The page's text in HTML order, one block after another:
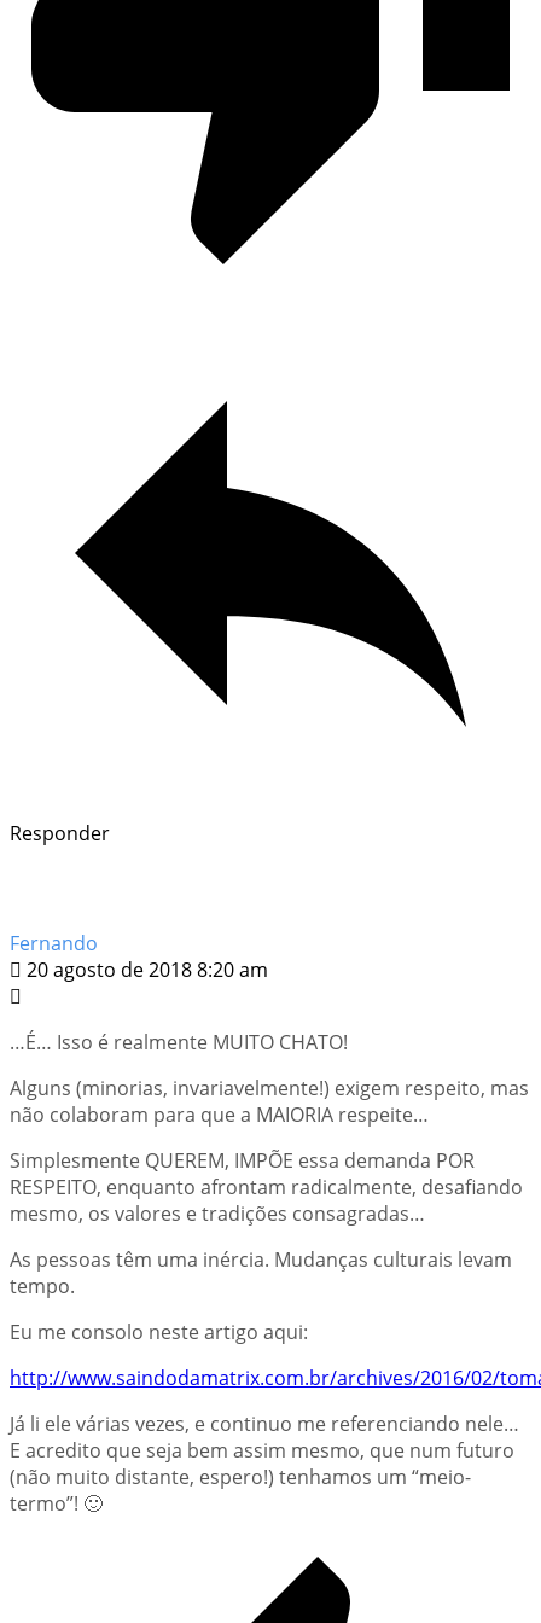
Responder
Fernando
20 agosto de 2018 8:20 am
…É… Isso é realmente MUITO CHATO!
Alguns (minorias, invariavelmente!) exigem respeito, mas
não colaboram para que a MAIORIA respeite…
Simplesmente QUEREM, IMPÕE essa demanda POR
RESPEITO, enquanto afrontam radicalmente, desafiando
mesmo, os valores e tradições consagradas…
As pessoas têm uma inércia. Mudanças culturais levam
tempo.
Eu me consolo neste artigo aqui:
http://www.saindodamatrix.com.br/archives/2016/02/
Já li ele várias vezes, e continuo me referenciando nele…
E acredito que seja bem assim mesmo, que num futuro
(não muito distante, espero!) tenhamos um “meio-
termo”! 🙂